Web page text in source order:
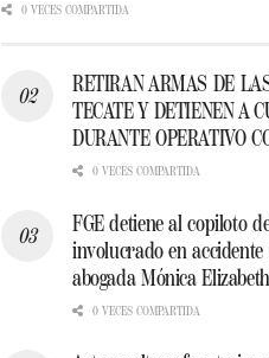
0 VECES COMPARTIDA
RETIRAN ARMAS DE
TECATE Y DETIENEN A
DURANTE OPERATIVO
0 VECES COMPARTIDA
FGE detiene al copiloto
involucrado en
abogada Mónica Elizabeth
0 VECES COMPARTIDA